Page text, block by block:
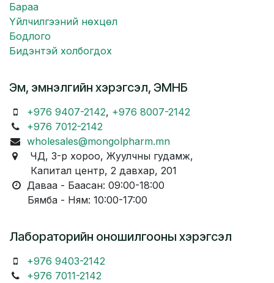
Бараа
Үйлчилгээний нөхцөл
Бодлого
Бидэнтэй холбогдох
Эм, эмнэлгийн хэрэгсэл, ЭМНБ
+976 9407-2142, +976 8007-2142
+976 7012-2142
wholesales@mongolpharm.mn
ЧД, 3-р хороо, Жуулчны гудамж,
Капитал центр, 2 давхар, 201
Даваа - Баасан: 09:00-18:00
Бямба - Ням: 10:00-17:00
Лабораторийн оношилгооны хэрэгсэл
+976 9403-2142
+976 7011-2142